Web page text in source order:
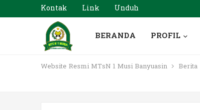
Kontak Link Unduh
BERANDA PROFIL
Website Resmi MTsN 1 Musi Banyuasin Berita